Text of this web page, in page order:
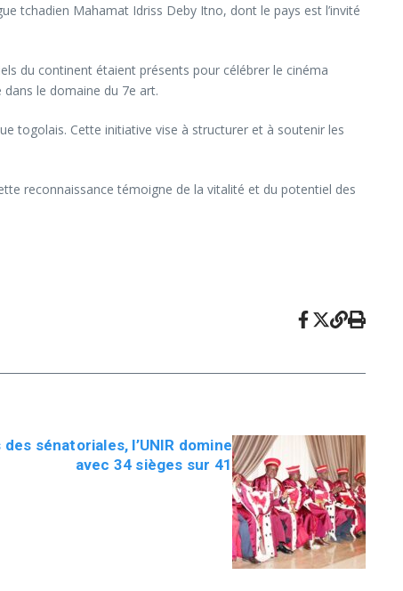
tchadien Mahamat Idriss Deby Itno, dont le pays est l’invité
du continent étaient présents pour célébrer le cinéma
le domaine du 7e art.
togolais. Cette initiative vise à structurer et à soutenir les
reconnaissance témoigne de la vitalité et du potentiel des
sénatoriales, l’UNIR domine
avec 34 sièges sur 41